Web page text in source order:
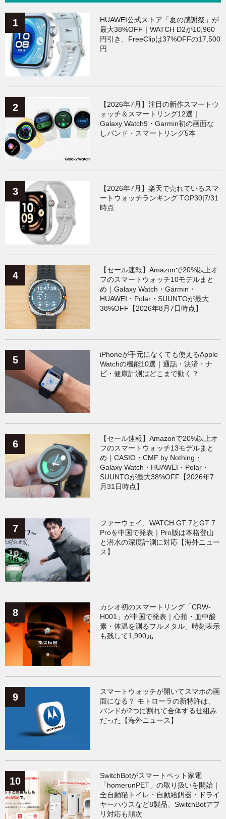
HUAWEI公式ストア「夏の感謝祭」が
最大38%OFF｜WATCH D2が10,960
円引き、FreeClipは37%OFFの17,500
円
【2026年7月】注目の新作スマートウ
ォッチ＆スマートリング12選｜
Galaxy Watch9・Garmin初の画面な
しバンド・スマートリング5本
【2026年7月】楽天で売れているスマ
ートウォッチランキング TOP30|7/31
時点
【セール速報】Amazonで20%以上オ
フのスマートウォッチ10モデルまと
め｜Galaxy Watch・Garmin・
HUAWEI・Polar・SUUNTOが最大
38%OFF【2026年8月7日時点】
iPhoneが手元になくても使えるApple
Watchの機能10選｜通話・決済・ナ
ビ・健康計測はどこまで動く？
【セール速報】Amazonで20%以上オ
フのスマートウォッチ13モデルまと
め｜CASIO・CMF by Nothing・
Galaxy Watch・HUAWEI・Polar・
SUUNTOが最大38%OFF【2026年7
月31日時点】
ファーウェイ、WATCH GT 7とGT 7
Proを中国で発表｜Pro版は本格登山
と潜水の深度計測に対応【海外ニュー
ス】
カシオ初のスマートリング「CRW-
H001」が中国で発表｜心拍・血中酸
素・体温を測るフルメタル、時刻表示
も残して1,990元
スマートウォッチが開いてスマホの画
面になる？ モトローラの新特許は、
バンドが2つに割れて合体する仕組み
だった【海外ニュース】
SwitchBotがスマートペット家電
「homerunPET」の取り扱いを開始｜
全自動猫トイレ・自動給餌器・ドライ
ヤーハウスなど8製品、SwitchBotアプ
リ対応も順次